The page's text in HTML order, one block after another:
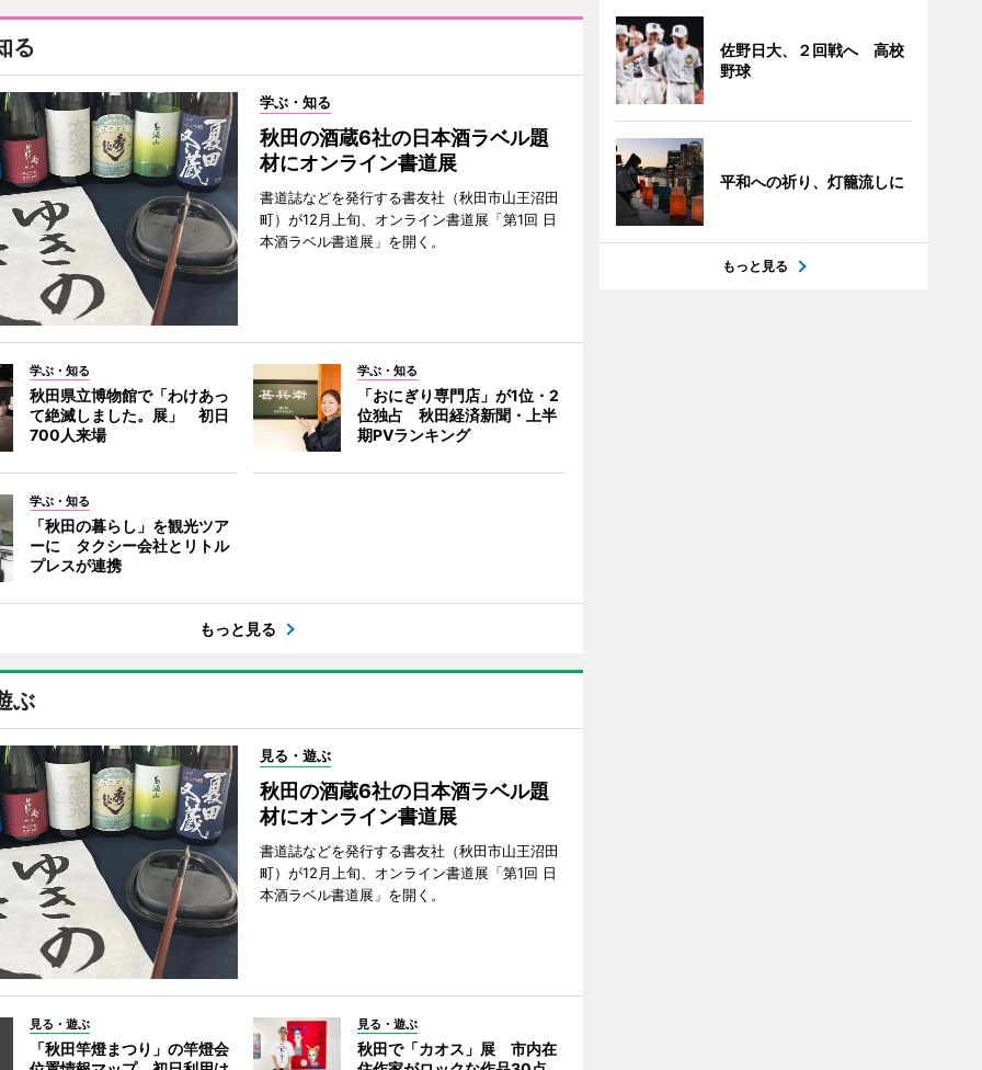
る
学ぶ・知る
秋田の酒蔵6社の日本酒ラベル題
材にオンライン書道展
書道誌などを発行する書友社（秋田市山王沼田
町）が12月上旬、オンライン書道展「第1回 日
本酒ラベル書道展」を開く。
学ぶ・知る
秋田県立博物館で「わけあっ
て絶滅しました。展」 初日
700人来場
学ぶ・知る
「おにぎり専門店」が1位・2
位独占 秋田経済新聞・上半
期PVランキング
学ぶ・知る
「秋田の暮らし」を観光ツア
ーに タクシー会社とリトル
プレスが連携
もっと見る
ぶ
見る・遊ぶ
秋田の酒蔵6社の日本酒ラベル題
材にオンライン書道展
書道誌などを発行する書友社（秋田市山王沼田
町）が12月上旬、オンライン書道展「第1回 日
本酒ラベル書道展」を開く。
見る・遊ぶ
「秋田竿燈まつり」の竿燈会
見る・遊ぶ
秋田で「カオス」展 市内在
佐野日大、２回戦へ 高校
野球
平和への祈り、灯籠流しに
もっと見る